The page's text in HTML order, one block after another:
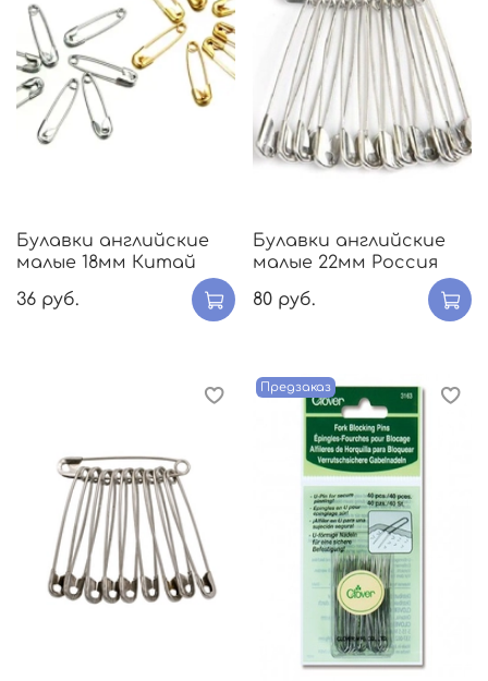
Булавки английские
малые 18мм Китай
36 руб.
Булавки английские
малые 22мм Россия
80 руб.
Предзаказ